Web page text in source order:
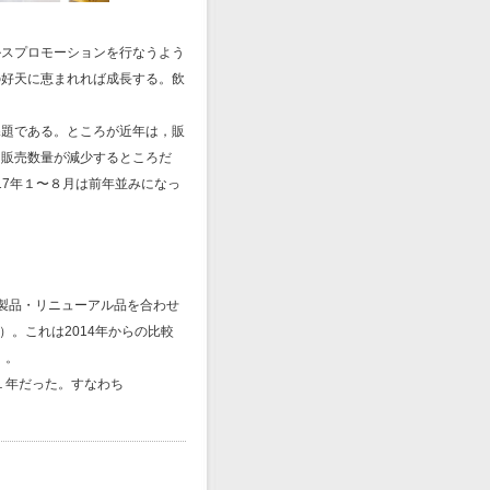
プロモーションを行なうよう
天に恵まれれば成長する。飲
である。ところが近年は，販
売数量が減少するところだ
年１〜８月は前年並みになっ
・リニューアル品を合わせ
。これは2014年からの比較
だった。すなわち